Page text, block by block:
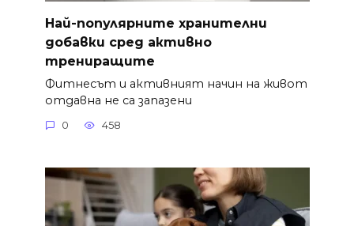
Най-популярните хранителни
добавки сред активно
трениращите
Фитнесът и активният начин на живот
отдавна не са запазени
0 458